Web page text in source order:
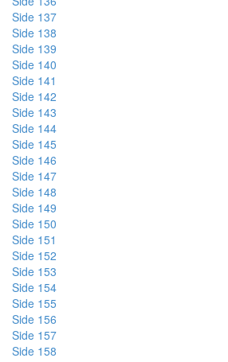
Side 137
Side 138
Side 139
Side 140
Side 141
Side 142
Side 143
Side 144
Side 145
Side 146
Side 147
Side 148
Side 149
Side 150
Side 151
Side 152
Side 153
Side 154
Side 155
Side 156
Side 157
Side 158